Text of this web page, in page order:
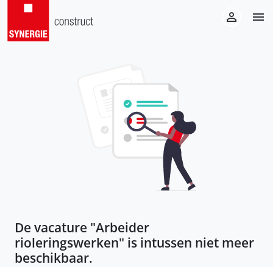
De vacature "Arbeider
rioleringswerken" is intussen niet meer
beschikbaar.